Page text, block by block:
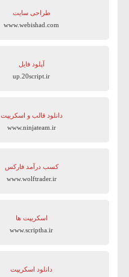
طراحی سایت
www.webishad.com
آپلود فایل
up.20script.ir
دانلود قالب و اسکریپت
www.ninjateam.ir
کسب درآمد فارکس
www.wolftrader.ir
اسکریپت ها
www.scriptha.ir
دانلود اسکریپت